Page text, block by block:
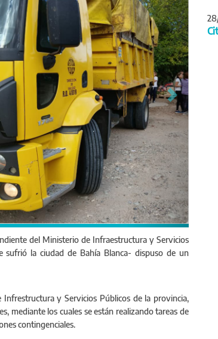
del Ministerio de Infraestructura y Servicios
la ciudad de Bahía Blanca- dispuso de un
y Servicios Públicos de la provincia,
mediante los cuales se están realizando tareas de
contingenciales.